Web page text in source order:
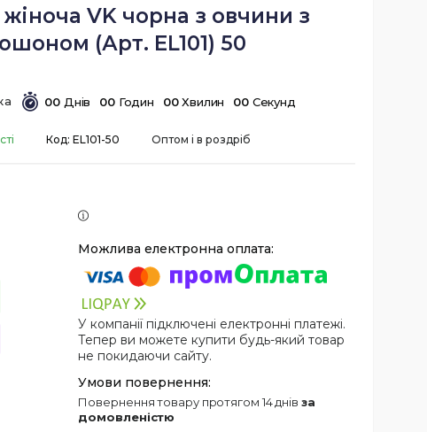
VK чорна з овчини з
(Арт. EL101) 50
00 Днів 00 Годин 00 Хвилин 00 Секунд
Оптом і в роздріб
Код: EL101-50
У компанії підключені електронні платежі.
Тепер ви можете купити будь-який товар
не покидаючи сайту.
повернення товару протягом 14 днів за
домовленістю